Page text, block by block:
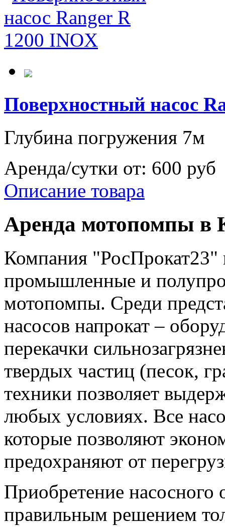
Поверхностный насос
Глубина погружения 7м
Аренда/сутки от: 600 руб
Описание товара
Аренда мотопомпы в
Компания "РосПрокат23"
промышленные и
мотопомпы. Среди
насосов напрокат –
перекачки
твердых частиц (песок,
техники позволяет
любых условиях. Все
которые позволяют
предохраняют от
Приобретение
правильным решением